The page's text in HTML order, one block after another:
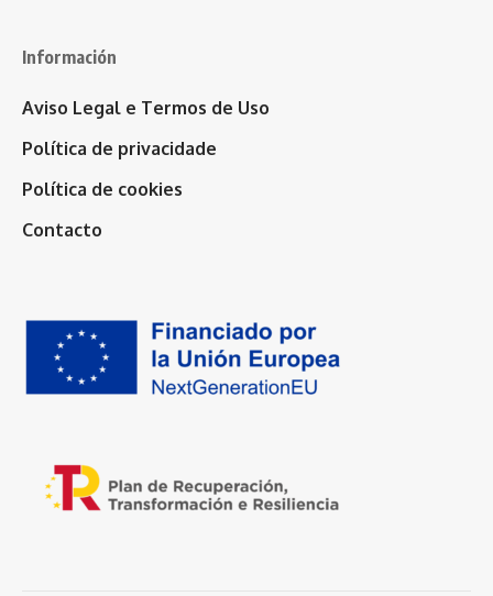
Información
Aviso Legal e Termos de Uso
Política de privacidade
Política de cookies
Contacto